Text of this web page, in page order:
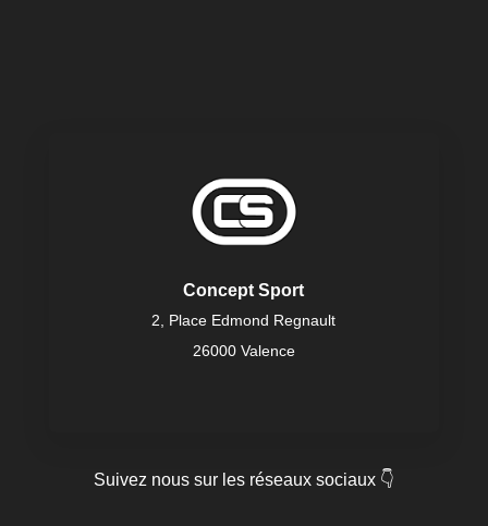
Concept Sport
2, Place Edmond Regnault
26000 Valence
Suivez nous sur les réseaux sociaux 👇